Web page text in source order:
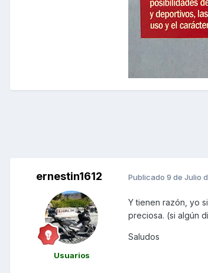
ernestin1612
Usuarios
Publicado 9 de Julio
Y tienen razón, yo
preciosa. (si algún
Saludos